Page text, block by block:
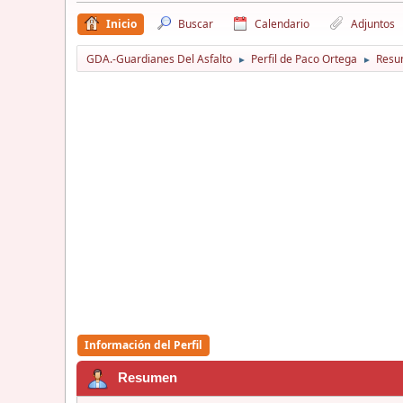
Inicio Buscar Calendario Adjuntos
GDA.-Guardianes Del Asfalto ► Perfil de Paco Ortega ►
Información del Perfil
Resumen